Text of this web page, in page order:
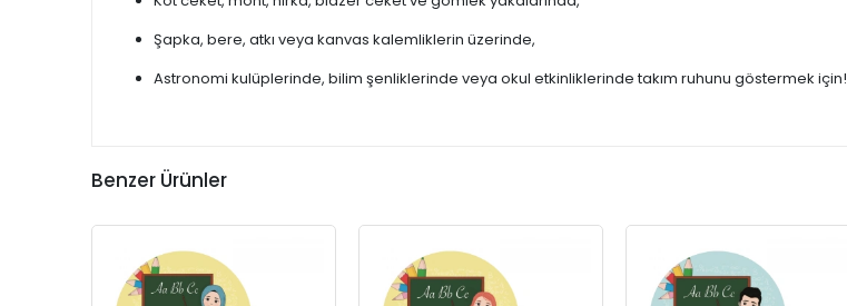
Şapka, bere, atkı veya kanvas kalemliklerin üzerinde,
Astronomi kulüplerinde, bilim şenliklerinde veya okul etkinliklerinde takım ruhunu göstermek için!
Benzer Ürünler